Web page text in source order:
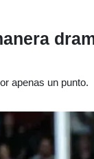
apenas un punto.